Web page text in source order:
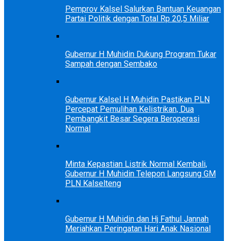
Pemprov Kalsel Salurkan Bantuan Keuangan
Partai Politik dengan Total Rp 20,5 Miliar
Gubernur H Muhidin Dukung Program Tukar
Sampah dengan Sembako
Gubernur Kalsel H Muhidin Pastikan PLN
Percepat Pemulihan Kelistrikan, Dua
Pembangkit Besar Segera Beroperasi
Normal
Minta Kepastian Listrik Normal Kembali,
Gubernur H Muhidin Telepon Langsung GM
PLN Kalselteng
Gubernur H Muhidin dan Hj Fathul Jannah
Meriahkan Peringatan Hari Anak Nasional